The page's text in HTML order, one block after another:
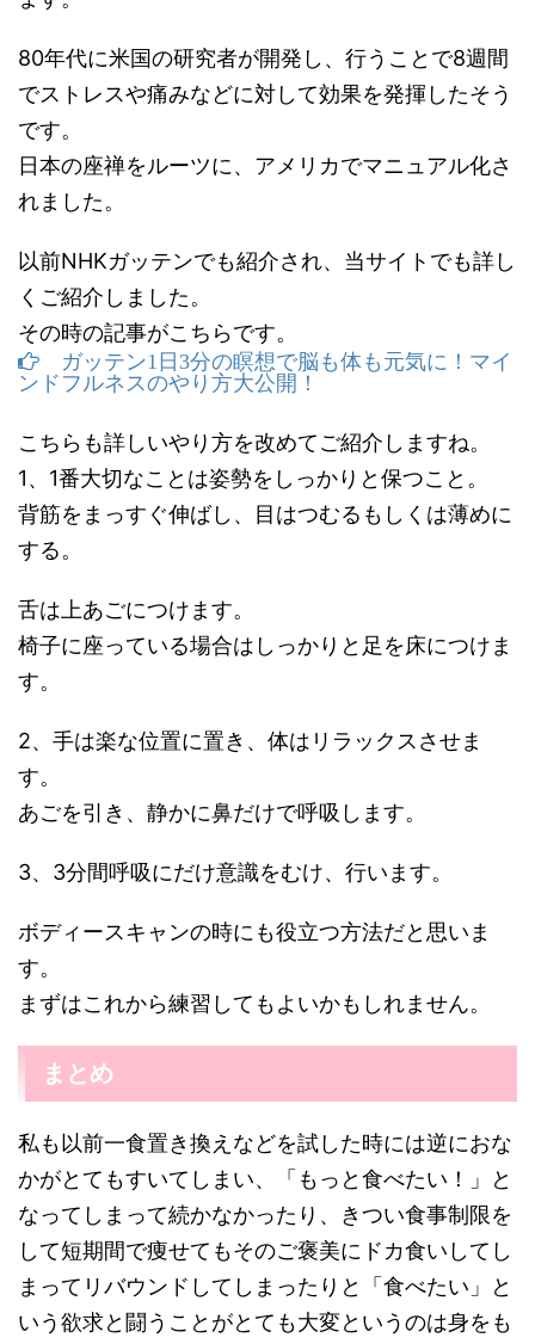
80年代に米国の研究者が開発し、行うことで8週間
でストレスや痛みなどに対して効果を発揮したそう
です。
日本の座禅をルーツに、アメリカでマニュアル化さ
れました。
以前NHKガッテンでも紹介され、当サイトでも詳し
くご紹介しました。
その時の記事がこちらです。
ガッテン1日3分の瞑想で脳も体も元気に！マイ
ンドフルネスのやり方大公開！
こちらも詳しいやり方を改めてご紹介しますね。
1、1番大切なことは姿勢をしっかりと保つこと。
背筋をまっすぐ伸ばし、目はつむるもしくは薄めに
する。
舌は上あごにつけます。
椅子に座っている場合はしっかりと足を床につけま
す。
2、手は楽な位置に置き、体はリラックスさせま
す。
あごを引き、静かに鼻だけで呼吸します。
3、3分間呼吸にだけ意識をむけ、行います。
ボディースキャンの時にも役立つ方法だと思いま
す。
まずはこれから練習してもよいかもしれません。
まとめ
私も以前一食置き換えなどを試した時には逆におな
かがとてもすいてしまい、「もっと食べたい！」と
なってしまって続かなかったり、きつい食事制限を
して短期間で痩せてもそのご褒美にドカ食いしてし
まってリバウンドしてしまったりと「食べたい」と
いう欲求と闘うことがとても大変というのは身をも